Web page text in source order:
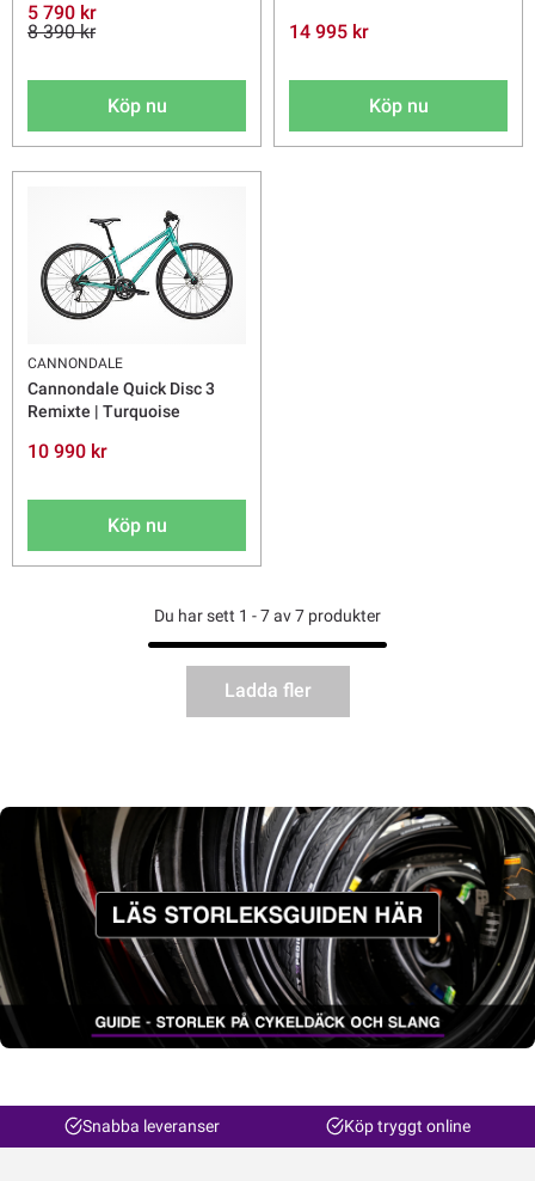
5 790 kr
8 390 kr
Köp nu
14 995 kr
Köp nu
CANNONDALE
Cannondale Quick Disc 3
Remixte | Turquoise
10 990 kr
Köp nu
Du har sett 1 - 7 av 7 produkter
Ladda fler
Snabba leveranser Köp tryggt online